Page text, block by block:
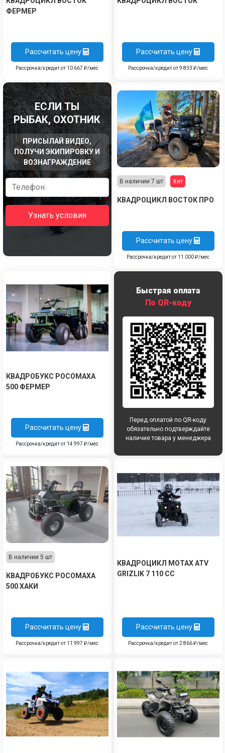
ФЕРМЕР
Рассчитать цену
Рассрочка/кредит от 10 667 ₽/мес
Рассчитать цену
Рассрочка/кредит от 9 833 ₽/мес
ЕСЛИ ТЫ
РЫБАК, ОХОТНИК
ПРИСЫЛАЙ ВИДЕО,
ПОЛУЧИ ЭКИПИРОВКУ И
ВОЗНАГРАЖДЕНИЕ
Узнать условия
В наличии 7 шт Хит
КВАДРОЦИКЛ ВОСТОК ПРО
Рассчитать цену
Рассрочка/кредит от 11 000 ₽/мес
КВАДРОБУКС РОСОМАХА
500 ФЕРМЕР
Рассчитать цену
Рассрочка/кредит от 14 997 ₽/мес
Быстрая оплата
По QR-коду
Перед оплатой по QR-коду
обязательно подтверждайте
наличие товара у менеджера
В наличии 5 шт
КВАДРОБУКС РОСОМАХА
500 ХАКИ
Рассчитать цену
Рассрочка/кредит от 11 997 ₽/мес
КВАДРОЦИКЛ MOTAX ATV
GRIZLIK 7 110 CC
Рассчитать цену
Рассрочка/кредит от 2 866 ₽/мес